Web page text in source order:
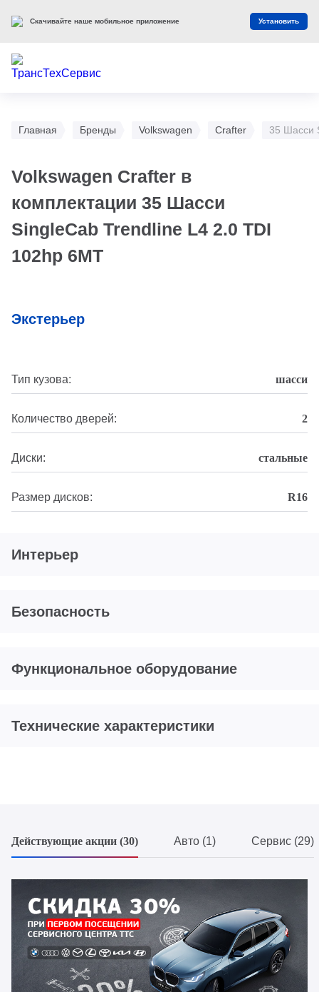
Главная Бренды Volkswagen Crafter 35 Шасси
Volkswagen Crafter в
комплектации 35 Шасси
SingleCab Trendline L4 2.0 TDI
102hp 6MT
Экстерьер
Тип кузова: шасси
Количество дверей: 2
Диски: стальные
Размер дисков: R16
Интерьер
Безопасность
Функциональное оборудование
Технические характеристики
Действующие акции (30) Авто (1) Сервис (29)
Скачивайте наше мобильное приложение Установить